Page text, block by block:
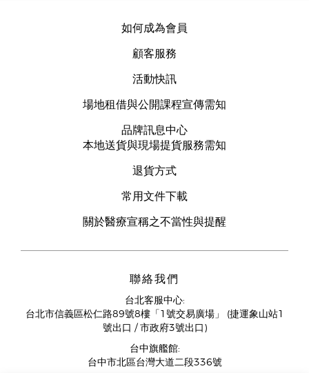
如何成為會員
顧客服務
活動快訊
場地租借與公開課程宣傳需知
品牌訊息中心
本地送貨與現場提貨服務需知
退貨方式
常用文件下載
關於醫療宣稱之不當性與提醒
聯絡我們
台北客服中心:
台北市信義區松仁路89號8樓「1號交易廣場」 (捷運象山站1
號出口 / 市政府3號出口)
台中旗艦館:
台中市北區台灣大道二段336號